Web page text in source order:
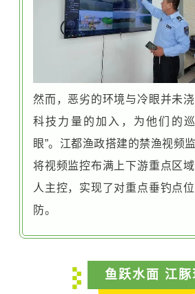
然而，恶劣的环境与冷眼并未浇
科技力量的加入，为他们的
眼”。江都渔政搭建的禁渔视频
将视频监控布满上下游重点区
人主控，实现了对重点垂钓点
防。
鱼跃水面 江豚